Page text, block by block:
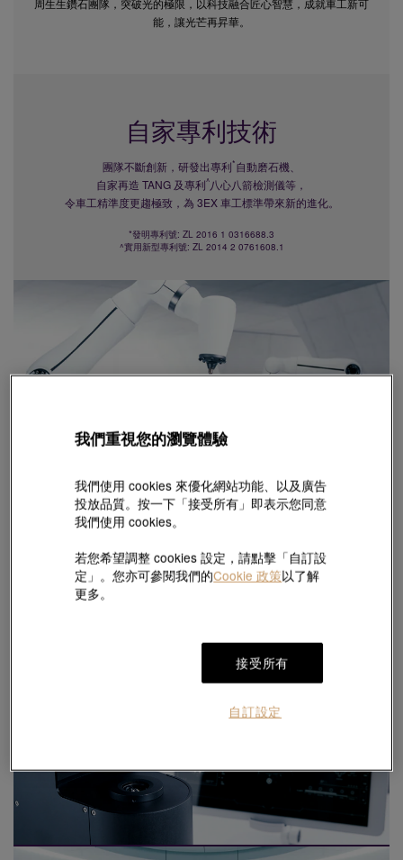
能，讓光芒再昇華。
自家專利技術
團隊不斷創新，研發出專利*自動磨石機、
自家再造 TANG 及專利^八心八箭檢測儀等，
令車工精準度更趨極致，為 3EX 車工標準帶來新的進化。
*發明專利號: ZL 2016 1 0316688.3
^實用新型專利號: ZL 2014 2 0761608.1
我們重視您的瀏覽體驗
我們使用 cookies 來優化網站功能、以及廣告
投放品質。按一下「接受所有」即表示您同意
我們使用 cookies。
若您希望調整 cookies 設定，請點擊「自訂設
定」。您亦可參閱我們的Cookie 政策以了解
更多。
接受所有
自訂設定